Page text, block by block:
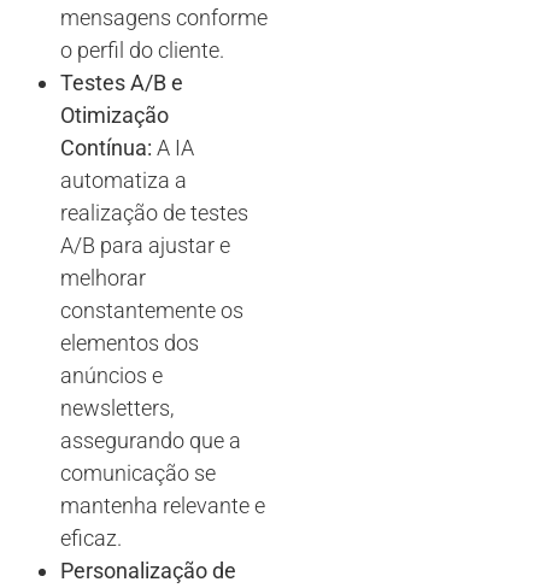
mensagens conforme
o perfil do cliente.
Testes A/B e
Otimização
Contínua: A IA
automatiza a
realização de testes
A/B para ajustar e
melhorar
constantemente os
elementos dos
anúncios e
newsletters,
assegurando que a
comunicação se
mantenha relevante e
eficaz.
Personalização de